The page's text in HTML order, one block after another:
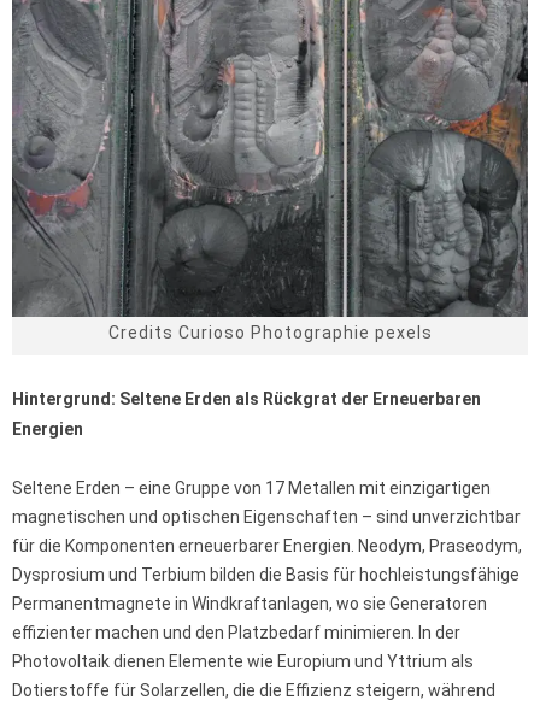
Credits Curioso Photographie pexels
Hintergrund: Seltene Erden als Rückgrat der Erneuerbaren
Energien
Seltene Erden – eine Gruppe von 17 Metallen mit einzigartigen
magnetischen und optischen Eigenschaften – sind unverzichtbar
für die Komponenten erneuerbarer Energien. Neodym, Praseodym,
Dysprosium und Terbium bilden die Basis für hochleistungsfähige
Permanentmagnete in Windkraftanlagen, wo sie Generatoren
effizienter machen und den Platzbedarf minimieren. In der
Photovoltaik dienen Elemente wie Europium und Yttrium als
Dotierstoffe für Solarzellen, die die Effizienz steigern, während